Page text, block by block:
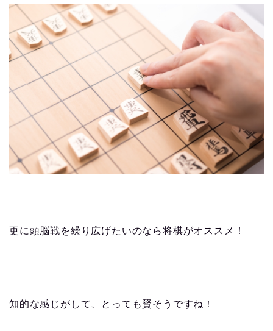
更に頭脳戦を繰り広げたいのなら将棋がオススメ！
知的な感じがして、とっても賢そうですね！